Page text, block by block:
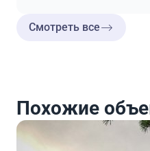
Смотреть все
Похожие